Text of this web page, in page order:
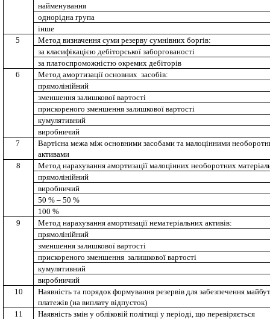
найменування
однорідна група
інше
5
Метод визначення суми резерву сумнівних боргів:
за класифікацією дебіторської заборгованості
за платоспроможністю окремих дебіторів
6
Метод амортизації основних засобів:
прямолінійний
зменшення залишкової вартості
прискореного зменшення залишкової вартості
кумулятивний
виробничий
7
Вартісна межа між основними засобами та малоцінними
активами
8
Метод нарахування амортизації малоцінних необоротних
прямолінійний
виробничий
50 % – 50 %
100 %
9
Метод нарахування амортизації нематеріальних активів:
прямолінійний
зменшення залишкової вартості
прискореного зменшення залишкової вартості
кумулятивний
виробничий
10
Наявність та порядок формування резервів для забезпечення
платежів (на виплату відпусток)
11
Наявність змін у обліковій політиці у періоді, що перевіряється